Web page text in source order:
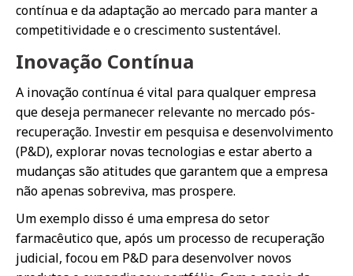
contínua e da adaptação ao mercado para manter a
competitividade e o crescimento sustentável.
Inovação Contínua
A inovação contínua é vital para qualquer empresa
que deseja permanecer relevante no mercado pós-
recuperação. Investir em pesquisa e desenvolvimento
(P&D), explorar novas tecnologias e estar aberto a
mudanças são atitudes que garantem que a empresa
não apenas sobreviva, mas prospere.
Um exemplo disso é uma empresa do setor
farmacêutico que, após um processo de recuperação
judicial, focou em P&D para desenvolver novos